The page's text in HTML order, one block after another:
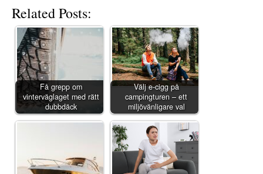
Related Posts:
Få grepp om
vinterväglaget med rätt
dubbdäck
Välj e-cigg på
campingturen – ett
miljövänligare val